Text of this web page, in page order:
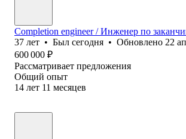
Completion engineer / Инженер по
37 лет • Был сегодня • Обновлено 22
600 000 ₽
Рассматривает предложения
Общий опыт
14 лет 11 месяцев